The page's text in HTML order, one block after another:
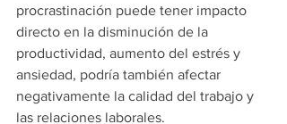
procrastinación puede tener impacto
directo en la disminución de la
productividad, aumento del estrés y
ansiedad, podría también afectar
negativamente la calidad del trabajo y
las relaciones laborales.